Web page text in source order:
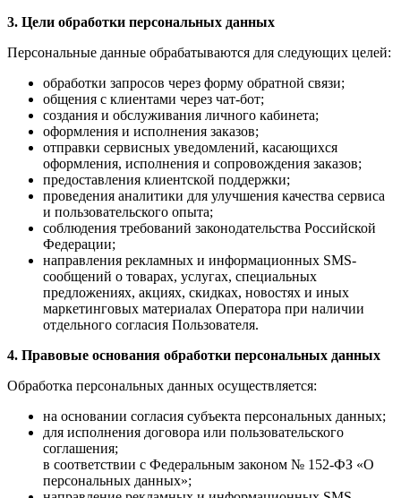
3. Цели обработки персональных данных
Персональные данные обрабатываются для следующих целей:
обработки запросов через форму обратной связи;
общения с клиентами через чат-бот;
создания и обслуживания личного кабинета;
оформления и исполнения заказов;
отправки сервисных уведомлений, касающихся
оформления, исполнения и сопровождения заказов;
предоставления клиентской поддержки;
проведения аналитики для улучшения качества сервиса
и пользовательского опыта;
соблюдения требований законодательства Российской
Федерации;
направления рекламных и информационных SMS-
сообщений о товарах, услугах, специальных
предложениях, акциях, скидках, новостях и иных
маркетинговых материалах Оператора при наличии
отдельного согласия Пользователя.
4. Правовые основания обработки персональных данных
Обработка персональных данных осуществляется:
на основании согласия субъекта персональных данных;
для исполнения договора или пользовательского
соглашения;
в соответствии с Федеральным законом № 152-ФЗ «О
персональных данных»;